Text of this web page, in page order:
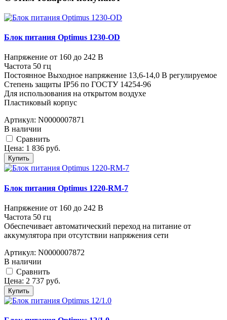
Блок питания Optimus 1230-OD
Напряжение от 160 до 242 В
Частота 50 гц
Постоянное Выходное напряжение 13,6-14,0 В регулируемое
Степень защиты IP56 по ГОСТУ 14254-96
Для использования на открытом воздухе
Пластиковый корпус
Артикул: N0000007871
В наличии
Cравнить
Цена: 1 836 руб.
Купить
Блок питания Optimus 1220-RM-7
Напряжение от 160 до 242 В
Частота 50 гц
Обеспечивает автоматический переход на питание от
аккумулятора при отсутствии напряжения сети
Артикул: N0000007872
В наличии
Cравнить
Цена: 2 737 руб.
Купить